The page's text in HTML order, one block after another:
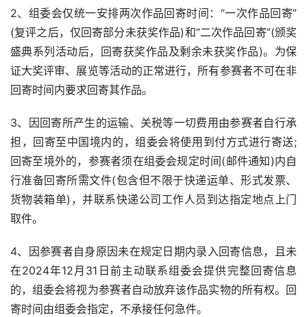
2、组委会仅统一安排两次作品回寄时间：“一次作品回寄”
(复评之后，仅回寄部分未获奖作品)和“二次作品回寄”(颁奖
盛典系列活动后，回寄获奖作品及剩余未获奖作品)。为保
证大奖评审、展览等活动的正常进行，所有参赛者不可在非
回寄时间内要求回寄其作品。
3、因回寄所产生的运输、关税等一切费用由参赛者自行承
担，回寄至中国境内的，组委会将使用到付方式进行寄送;
回寄至境外的，参赛者须在组委会规定时间(邮件通知)内自
行准备回寄所需文件(包含但不限于快递运单、形式发票、
货物装箱单)，并联系快递公司工作人员到达指定地点上门
取件。
4、因参赛者自身原因未在规定日期内录入回寄信息，且未
在2024年12月31日前主动联系组委会提供完整回寄信息
的，组委会将视为参赛者自动放弃该作品实物的所有权。回
寄时间由组委会指定，不承接任何急件。